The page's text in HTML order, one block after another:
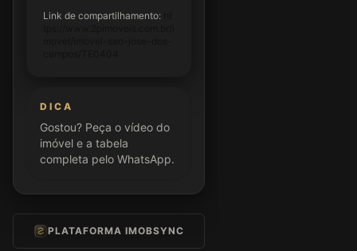
Link de compartilhamento:
DICA
Gostou? Peça o vídeo do
imóvel e a tabela
completa pelo WhatsApp.
PLATAFORMA IMOBSYNC